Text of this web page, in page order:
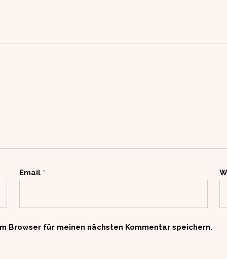
Email *
Browser für meinen nächsten Kommentar speichern.